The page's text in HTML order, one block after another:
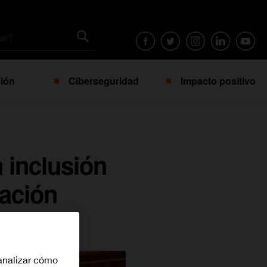
Ciberseguridad Impacto positivo
inclusión
cómo